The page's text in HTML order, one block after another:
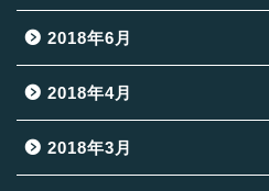
2018年6月
2018年4月
2018年3月